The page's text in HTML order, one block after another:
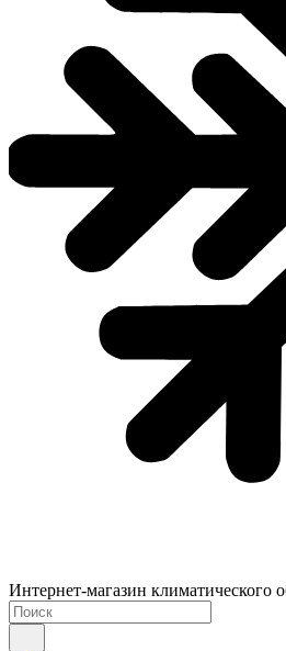
Интернет-магазин климатического